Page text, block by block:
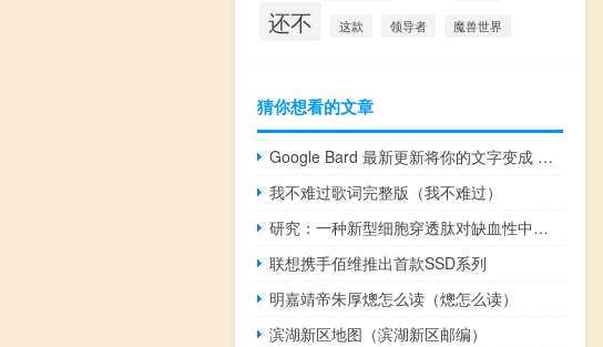
还不 这款 领导者 魔兽世界
猜你想看的文章
Google Bard 最新更新将你的文字变成 AI 图像
我不难过歌词完整版（我不难过）
研究：一种新型细胞穿透肽对缺血性中风具有治疗作用
联想携手佰维推出首款SSD系列
明嘉靖帝朱厚熜怎么读（熜怎么读）
滨湖新区地图（滨湖新区邮编）